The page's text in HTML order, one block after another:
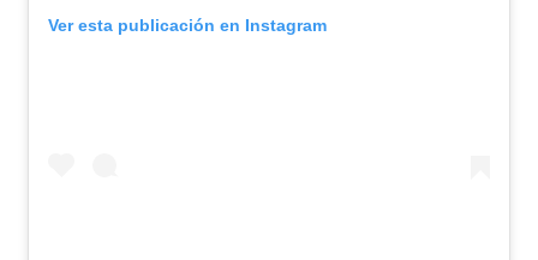
Ver esta publicación en Instagram